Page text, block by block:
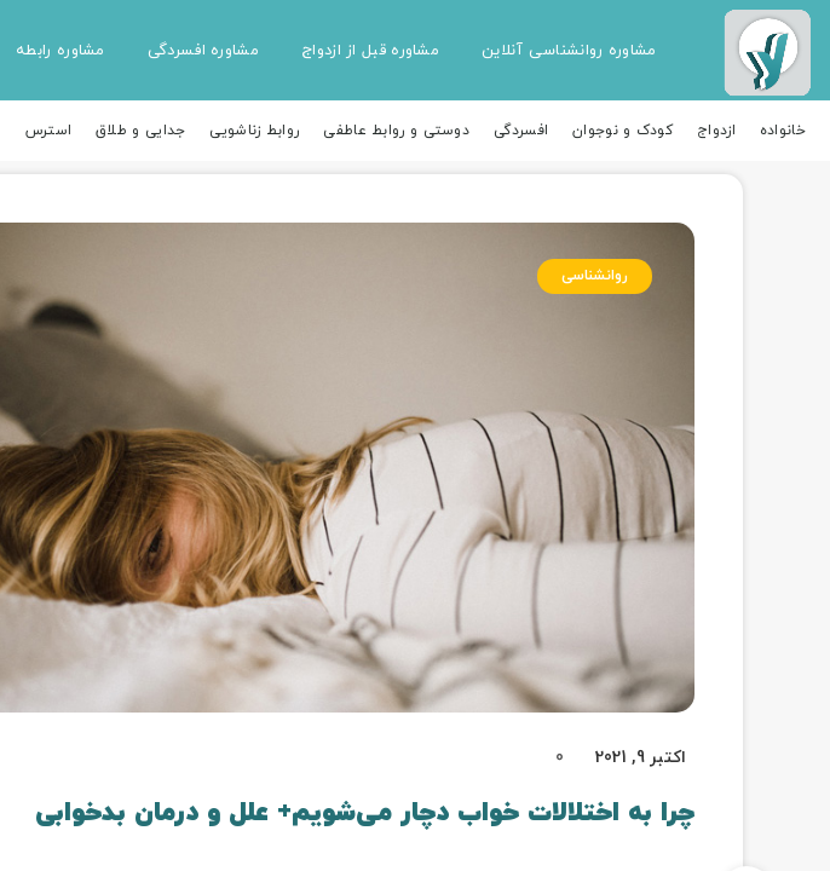
مشاوره روانشناسی آنلاین مشاوره قبل از ازدواج مشاوره افسردگی مشاوره رابطه
خانواده ازدواج کودک و نوجوان افسردگی دوستی و روابط عاطفی روابط زناشویی جدایی و طلاق استرس
روانشناسی
اکتبر 9, 2021 0
چرا به اختلالات خواب دچار می‌شویم+ علل و درمان بدخوابی